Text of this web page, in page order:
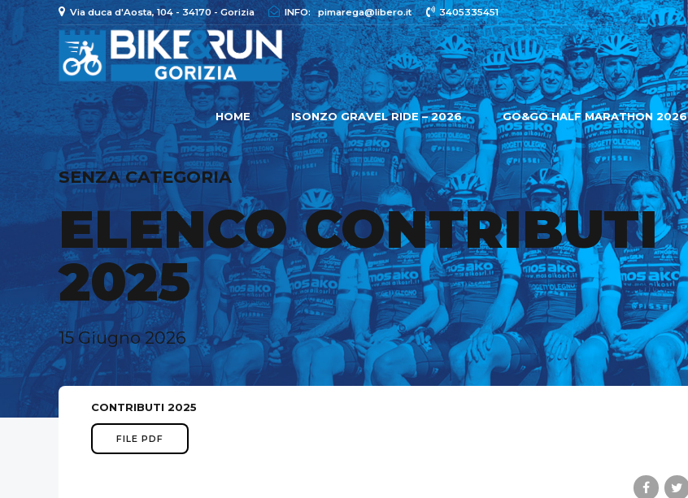
Via duca d'Aosta, 104 - 34170 - Gorizia INFO: pimarega@libero.it 3405335451
HOME ISONZO GRAVEL RIDE – 2026 GO&GO HALF MARATHON 2026
SENZA CATEGORIA
ELENCO CONTRIBUTI
2025
15 Giugno 2026
CONTRIBUTI 2025
FILE PDF